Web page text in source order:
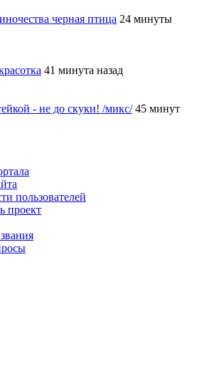
черная птица 24 минуты
41 минута назад
- не до скуки! /микс/ 45 минут
пользователей
проект